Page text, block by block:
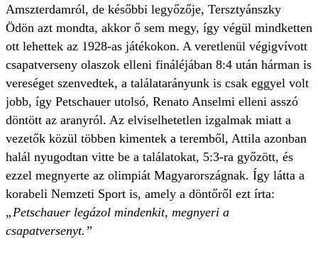
Amszterdamról, de későbbi legyőzője, Tersztyánszky
Ödön azt mondta, akkor ő sem megy, így végül mindketten
ott lehettek az 1928-as játékokon. A veretlenül végigvívott
csapatverseny olaszok elleni fináléjában 8:4 után hárman is
vereséget szenvedtek, a találatarányunk is csak eggyel volt
jobb, így Petschauer utolsó, Renato Anselmi elleni asszó
döntött az aranyról. Az elviselhetetlen izgalmak miatt a
vezetők közül többen kimentek a teremből, Attila azonban
halál nyugodtan vitte be a találatokat, 5:3-ra győzött, és
ezzel megnyerte az olimpiát Magyarországnak. Így látta a
korabeli Nemzeti Sport is, amely a döntőről ezt írta:
„Petschauer legázol mindenkit, megnyeri a
csapatversenyt.”